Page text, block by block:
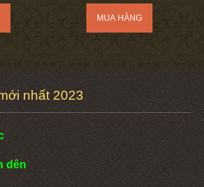
nhất 2023
dên